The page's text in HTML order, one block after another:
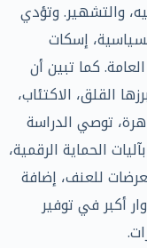
والتشهير. وتؤدي
إسكات
كما تبين أن
القلق، الاكتئاب،
توصي الدراسة
الحماية الرقمية،
للعنف، إضافة
أكبر في توفير